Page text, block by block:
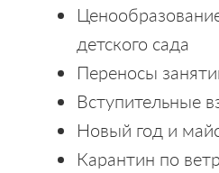
детского сада
Переносы
Вступительные
Новый год и
Карантин по